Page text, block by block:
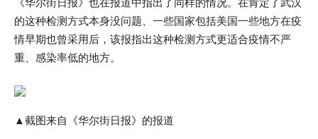
《华尔街日报》也在报道中指出了同样的情况。在肯定了武汉
的这种检测方式本身没问题、一些国家包括美国一些地方在疫
情早期也曾采用后，该报指出这种检测方式更适合疫情不严
重、感染率低的地方。
▲截图来自《华尔街日报》的报道